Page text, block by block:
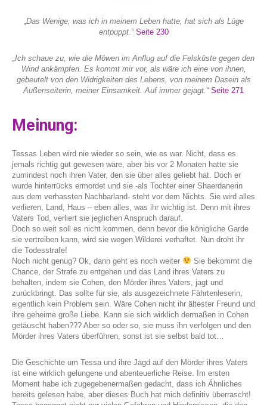
„Das Wenige, was ich in meinem Leben hatte, hat sich als Lüge
entpuppt.“ Seite 230
„Ich schaue zu, wie die Möwen im Anflug auf die Felsküste gegen den
Wind ankämpfen. Es kommt mir vor, als wäre ich eine von ihnen,
gebeutelt von den Widrigkeiten des Lebens, von meinem Dasein als
Außenseiterin, meiner Einsamkeit. Auf immer gejagt.“ Seite 271
Meinung:
Tessas Leben wird nie wieder so sein, wie es war. Nicht, dass es
jemals richtig gut gewesen wäre, aber bis vor 2 Monaten hatte sie
zumindest noch ihren Vater, den sie über alles geliebt hat. Doch er
wurde hinterrücks ermordet und sie -als Tochter einer Shaerdanerin
aus dem verhassten Nachbarland- steht vor dem Nichts. Sie wird alles
verlieren, Land, Haus – eben alles, was ihr wichtig ist. Denn mit ihres
Vaters Tod, verliert sie jeglichen Anspruch darauf.
Doch so weit soll es nicht kommen, denn bevor die königliche Garde
sie vertreiben kann, wird sie wegen Wilderei verhaftet. Nun droht ihr
die Todesstrafe!
Noch nicht genug? Ok, dann geht es noch weiter
Sie bekommt die
Chance, der Strafe zu entgehen und das Land ihres Vaters zu
behalten, indem sie Cohen, den Mörder ihres Vaters, jagt und
zurückbringt. Das sollte für sie, als ausgezeichnete Fährtenleserin,
eigentlich kein Problem sein. Wäre Cohen nicht ihr ältester Freund und
ihre geheime große Liebe. Kann sie sich wirklich dermaßen in Cohen
getäuscht haben??? Aber so oder so, sie muss ihn verfolgen und den
Mörder ihres Vaters überführen, sonst ist sie selbst bald tot…
Die Geschichte um Tessa und ihre Jagd auf den Mörder ihres Vaters
ist eine wirklich gelungene und abenteuerliche Reise. Im ersten
Moment habe ich zugegebenermaßen gedacht, dass ich Ähnliches
bereits gelesen habe, aber dieses Buch hat mich definitiv überrascht!